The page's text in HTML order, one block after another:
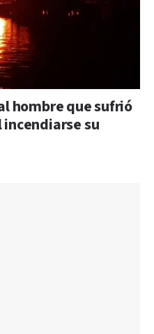
hombre que sufrió
su